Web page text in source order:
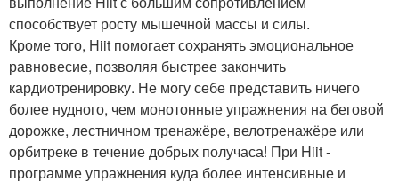
способствует росту мышечной массы и силы.
Кроме того, Hiit помогает сохранять эмоциональное
равновесие, позволяя быстрее закончить
кардиотренировку. Не могу себе представить ничего
более нудного, чем монотонные упражнения на беговой
дорожке, лестничном тренажёре, велотренажёре или
орбитреке в течение добрых получаса! При Hiit -
программе упражнения куда более интенсивные и